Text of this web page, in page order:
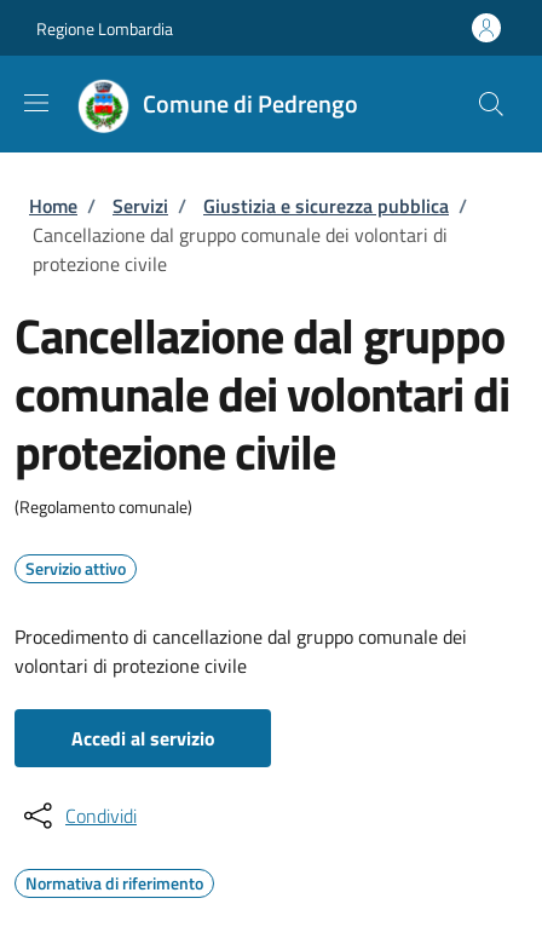
Regione Lombardia
Comune di Pedrengo
Briciole di pane
Home / Servizi / Giustizia e sicurezza pubblica /
Cancellazione dal gruppo comunale dei volontari di
protezione civile
Cancellazione dal gruppo
comunale dei volontari di
protezione civile
(Regolamento comunale)
Servizio attivo
Procedimento di cancellazione dal gruppo comunale dei
volontari di protezione civile
Accedi al servizio
Condividi
Normativa di riferimento